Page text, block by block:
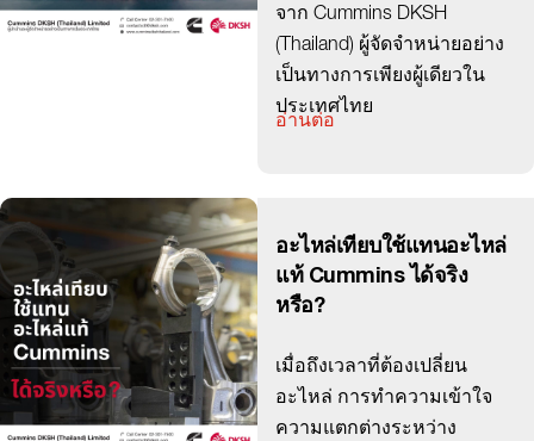
จาก Cummins DKSH
(Thailand) ผู้จัดจำหน่ายอย่าง
เป็นทางการเพียงผู้เดียวใน
ประเทศไทย
อ่านต่อ
อะไหล่เทียบใช้แทนอะไหล่
แท้ Cummins ได้จริง
หรือ?
เมื่อถึงเวลาที่ต้องเปลี่ยน
อะไหล่ การทำความเข้าใจ
ความแตกต่างระหว่าง